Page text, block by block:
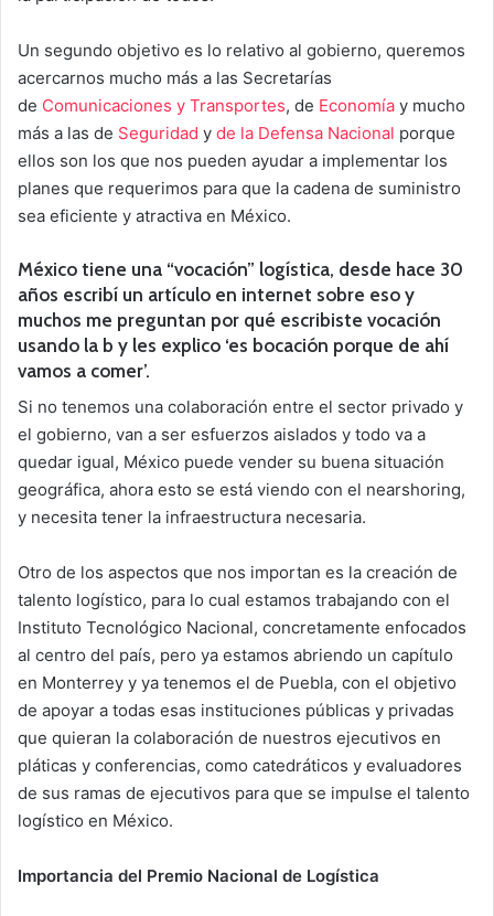
Un segundo objetivo es lo relativo al gobierno, queremos
acercarnos mucho más a las Secretarías
de Comunicaciones y Transportes, de Economía y mucho
más a las de Seguridad y de la Defensa Nacional porque
ellos son los que nos pueden ayudar a implementar los
planes que requerimos para que la cadena de suministro
sea eficiente y atractiva en México.
México tiene una “vocación” logística, desde hace 30
años escribí un artículo en internet sobre eso y
muchos me preguntan por qué escribiste vocación
usando la b y les explico ‘es bocación porque de ahí
vamos a comer’.
Si no tenemos una colaboración entre el sector privado y
el gobierno, van a ser esfuerzos aislados y todo va a
quedar igual, México puede vender su buena situación
geográfica, ahora esto se está viendo con el nearshoring,
y necesita tener la infraestructura necesaria.
Otro de los aspectos que nos importan es la creación de
talento logístico, para lo cual estamos trabajando con el
Instituto Tecnológico Nacional, concretamente enfocados
al centro del país, pero ya estamos abriendo un capítulo
en Monterrey y ya tenemos el de Puebla, con el objetivo
de apoyar a todas esas instituciones públicas y privadas
que quieran la colaboración de nuestros ejecutivos en
pláticas y conferencias, como catedráticos y evaluadores
de sus ramas de ejecutivos para que se impulse el talento
logístico en México.
Importancia del Premio Nacional de Logística